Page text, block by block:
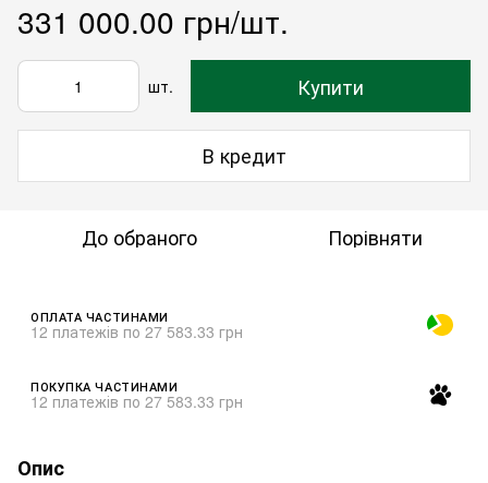
331 000.00 грн/шт.
шт. Купити
В кредит
До обраного Порівняти
ОПЛАТА ЧАСТИНАМИ
12 платежів по 27 583.33 грн
ПОКУПКА ЧАСТИНАМИ
12 платежів по 27 583.33 грн
Опис